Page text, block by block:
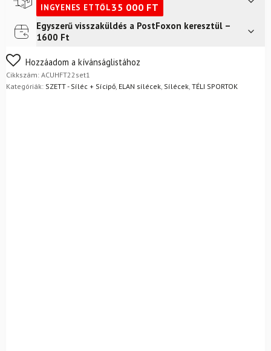
INGYENES ETTŐL35 000 FT
Futár a címre2 400
Egyszerű visszaküldés a PostFoxon keresztül –
1600 Ft
Nem biztos a választásában? Semmi gond – a terméket
egyszerűen visszaküldheti 14 napon belül, indoklás nélkül.
Mik a visszaküldés feltételei?
Hozzáadom a kívánságlistához
Cikkszám: ACUHFT22set1
Kategóriák: SZETT - Síléc + Sícipő, ELAN sílécek, Sílécek, TÉLI SPORTOK